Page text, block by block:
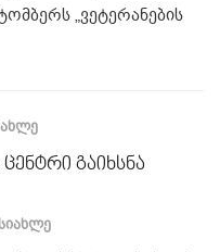
„ვეტერანების
გაიხსნა